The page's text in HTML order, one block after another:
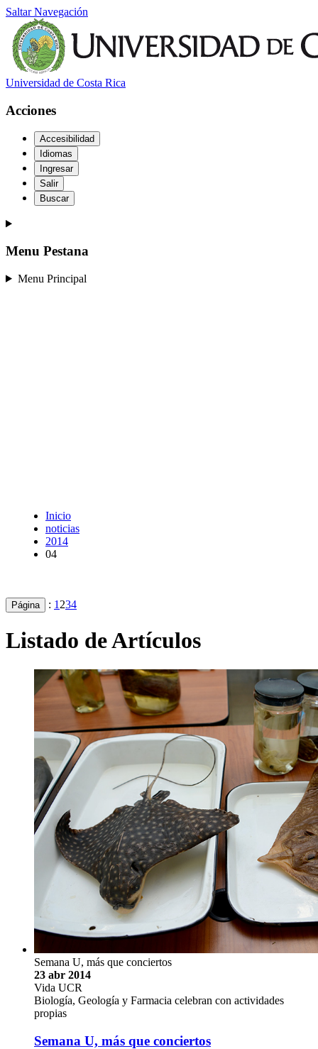
Saltar Navegación
Universidad de Costa Rica
Acciones
Accesibilidad
Idiomas
Ingresar
Salir
Buscar
Menu Pestana
Menu Principal
Inicio
noticias
2014
04
Página : 1 234
Listado de Artículos
Semana U, más que conciertos
23 abr 2014
Vida UCR
Biología, Geología y Farmacia celebran con actividades
propias
Semana U, más que conciertos